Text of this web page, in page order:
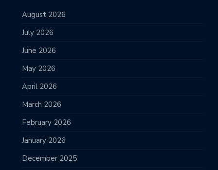
August 2026
July 2026
June 2026
May 2026
April 2026
March 2026
February 2026
January 2026
December 2025